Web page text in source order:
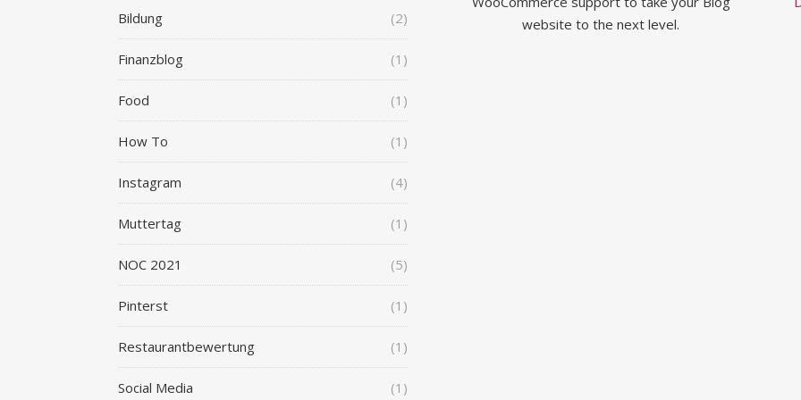
Bildung (2)
Finanzblog (1)
Food (1)
How To (1)
Instagram (4)
Muttertag (1)
NOC 2021 (5)
Pinterst (1)
Restaurantbewertung (1)
Social Media (1)
website to the next level.